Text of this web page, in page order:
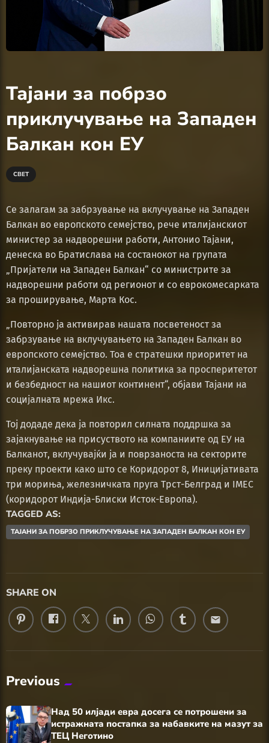
Тајани за побрзо
приклучување на Западен
Балкан кон ЕУ
СВЕТ
Се залагам за забрзување на вклучување на Западен
Балкан во европското семејство, рече италијанскиот
министер за надворешни работи, Антонио Тајани,
денеска во Братислава на состанокот на групата
„Пријатели на Западен Балкан“ со министрите за
надворешни работи од регионот и со еврокомесарката
за проширување, Марта Кос.
„Повторно ја активирав нашата посветеност за
забрзување на вклучувањето на Западен Балкан во
европското семејство. Тоа е стратешки приоритет на
италијанската надворешна политика за просперитетот
и безбедност на нашиот континент“, објави Тајани на
социјалната мрежа Икс.
Тој додаде дека ја повторил силната поддршка за
зајакнување на присуството на компаниите од ЕУ на
Балканот, вклучувајќи ја и поврзаноста на секторите
преку проекти како што се Коридорот 8, Иницијативата
три мориња, железничката пруга Трст-Белград и IMEC
(коридорот Индија-Блиски Исток-Европа).
TAGGED AS:
ТАЈАНИ ЗА ПОБРЗО ПРИКЛУЧУВАЊЕ НА ЗАПАДЕН БАЛКАН КОН ЕУ
SHARE ON
email
Previous
Над 50 илјади евра досега се потрошени за
истражната постапка за набавките на мазут за
ТЕЦ Неготино